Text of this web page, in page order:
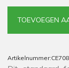
TOEVOEGEN
Artikelnummer:CE708